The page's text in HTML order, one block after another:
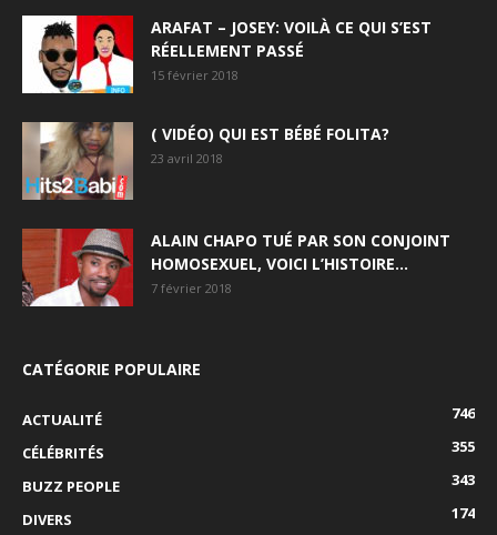
ARAFAT – JOSEY: VOILÀ CE QUI S’EST
RÉELLEMENT PASSÉ
15 février 2018
( VIDÉO) QUI EST BÉBÉ FOLITA?
23 avril 2018
ALAIN CHAPO TUÉ PAR SON CONJOINT
HOMOSEXUEL, VOICI L’HISTOIRE…
7 février 2018
CATÉGORIE POPULAIRE
ACTUALITÉ
746
CÉLÉBRITÉS
355
BUZZ PEOPLE
343
DIVERS
174